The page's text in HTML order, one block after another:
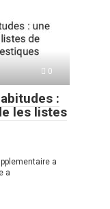
0
:
les listes
a
a